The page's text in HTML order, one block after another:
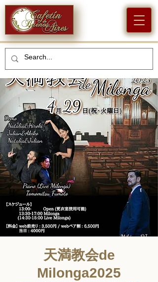
天満教会de
Milonga2025